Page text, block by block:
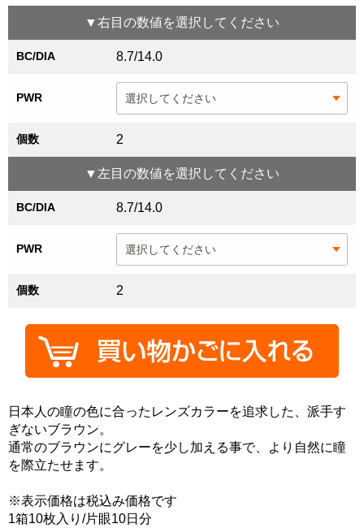
▼右目 の数値を選択してください
BC/DIA 8.7/14.0
PWR
個数 2
▼ 左目 の数値を選択してください
BC/DIA 8.7/14.0
PWR
個数 2
日本人の瞳の色に合ったレンズカラーを追求した、派手す
ぎないブラウン。
通常のブラウンにグレーを少し加える事で、より自然に瞳
を際立たせます。
※表示価格は税込み価格です
1箱10枚入り/片眼10日分